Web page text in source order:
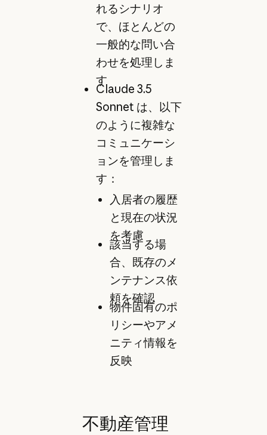
れるシナリオ
で、ほとんどの
一般的な問い合
わせを処理しま
す
Claude 3.5
Sonnet は、以下
のように複雑な
コミュニケーシ
ョンを管理しま
す：
入居者の履歴
と現在の状況
を考慮
該当する場
合、既存のメ
ンテナンス依
頼を確認
物件固有のポ
リシーやアメ
ニティ情報を
反映
不動産管理